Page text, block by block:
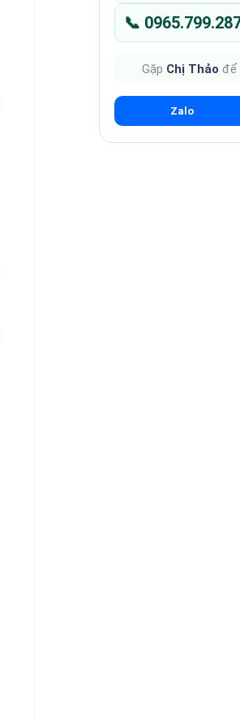
📞
Gặp Chị Thảo để
Zalo